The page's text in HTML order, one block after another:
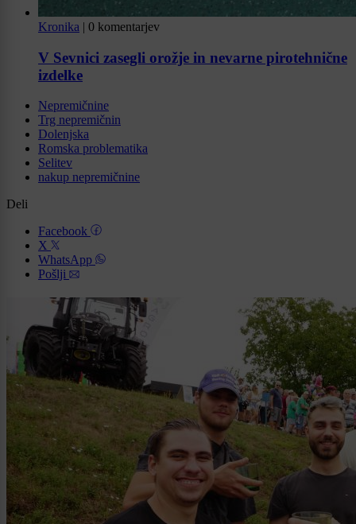
Kronika | 0 komentarjev
V Sevnici zasegli orožje in nevarne pirotehnične
izdelke
Nepremičnine
Trg nepremičnin
Dolenjska
Romska problematika
Selitev
nakup nepremičnine
Deli
Facebook
X
WhatsApp
Pošlji